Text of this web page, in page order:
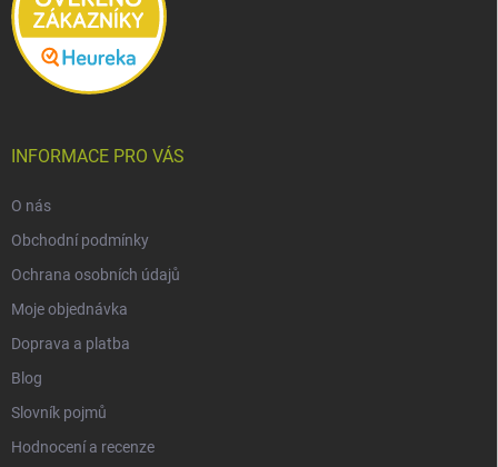
INFORMACE PRO VÁS
O nás
Obchodní podmínky
Ochrana osobních údajů
Moje objednávka
Doprava a platba
Blog
Slovník pojmů
Hodnocení a recenze